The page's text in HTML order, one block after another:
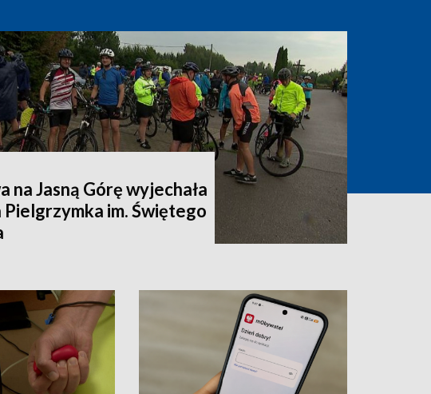
na Jasną Górę wyjechała
im. Świętego